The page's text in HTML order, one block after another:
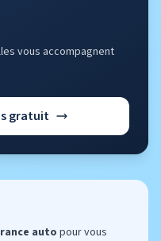
vous accompagnent
gratuit
autopour vous